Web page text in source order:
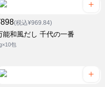
(税込¥969.84)
能和風だし 千代の一番
包